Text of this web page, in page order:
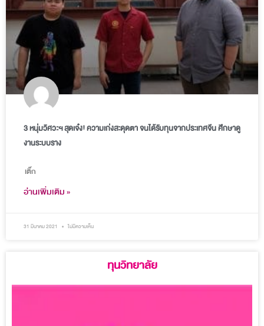
3 หนุ่มวิศวะฯ สุดเจ๋ง! ความเก่งสะดุดตา จนได้รับทุนจากประเทศจีน ศึกษาดู
งานระบบราง
เติ๊ก
อ่านเพิ่มเติม »
31 มีนาคม 2021 ไม่มีความเห็น
ทุนวิทยาลัย